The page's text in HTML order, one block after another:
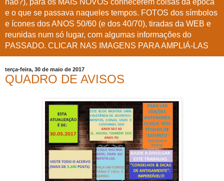
não?), para os MAIS NOVOS conhecerem coisas da época
e o que se passava naqueles tempos. FOTOS dos símbolos
e ícones dos ANOS 50/60 (e dos 40/70), tiradas da WEB e
reunidas num só lugar, com algumas informações do
PASSADO. CLICAR NAS IMAGENS PARA AMPLIÁ-LAS
terça-feira, 30 de maio de 2017
QUADRO DE AVISOS